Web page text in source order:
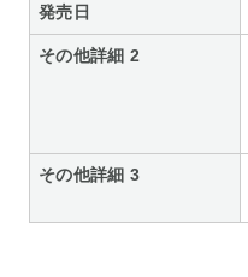
発売日
その他詳細 2
その他詳細 3